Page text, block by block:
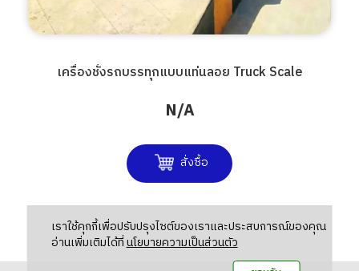
เครื่องชั่งรถบรรทุกแบบแท่นลอย Truck Scale
N/A
สั่งซื้อ
เราใช้คุกกี้เพื่อปรับปรุงไซต์ของเราและประสบการณ์ของคุณ
อ่านเพิ่มเติมได้ที่นโยบายความเป็นส่วนตัว